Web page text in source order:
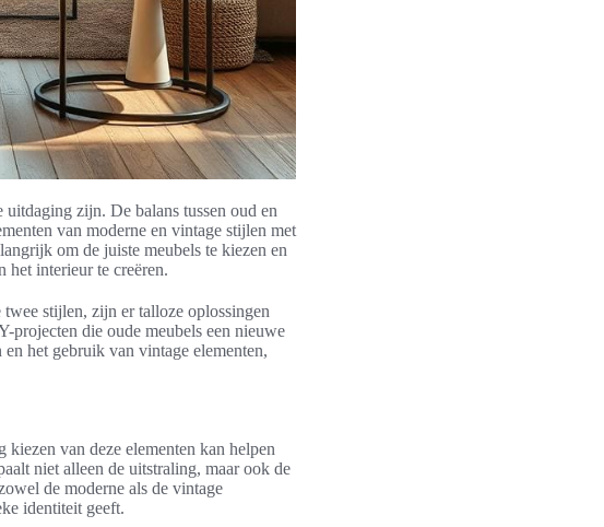
zijn. De balans tussen oud en
van moderne en vintage stijlen met
om de juiste meubels te kiezen en
het interieur te creëren.
stijlen, zijn er talloze oplossingen
projecten die oude meubels een nieuwe
het gebruik van vintage elementen,
van deze elementen kan helpen
niet alleen de uitstraling, maar ook de
de moderne als de vintage
identiteit geeft.